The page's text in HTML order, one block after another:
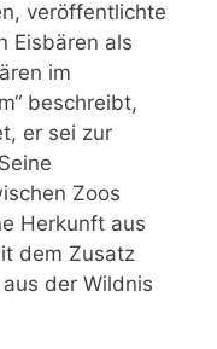
veröffentlichte
Eisbären als
im
beschreibt,
er sei zur
Zoos
Herkunft aus
dem Zusatz
der Wildnis